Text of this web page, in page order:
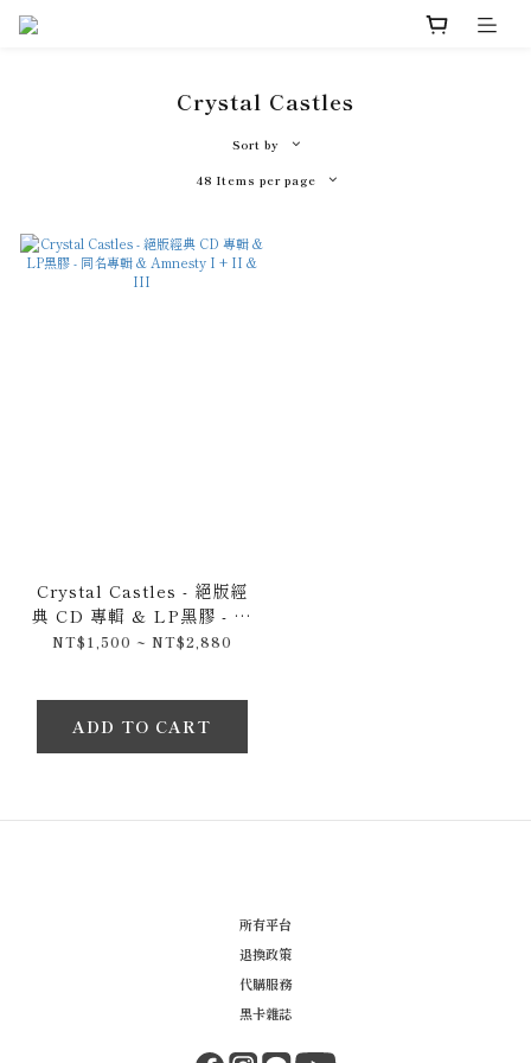
Crystal Castles
Sort by
48 Items per page
Crystal Castles - 絕版經
典 CD 專輯 & LP黑膠 - 同
名專輯 & Amnesty I + II
NT$1,500 ~ NT$2,880
ADD TO CART
所有平台
退換政策
代購服務
黑卡雜誌